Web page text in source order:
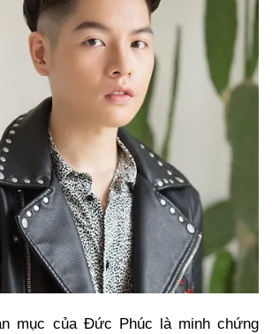
mục của Đức Phúc là minh chứng